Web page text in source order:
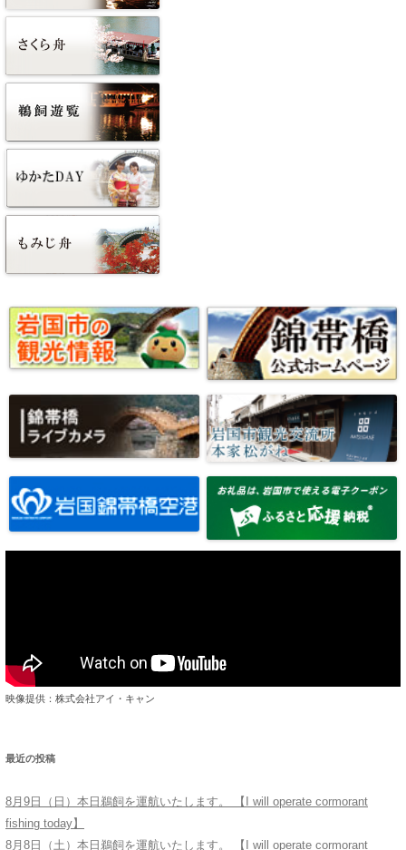
映像提供：株式会社アイ・キャン
最近の投稿
8月9日（日）本日鵜飼を運航いたします。 【I will operate cormorant
fishing today】
8月8日（土）本日鵜飼を運航いたします。 【I will operate cormorant